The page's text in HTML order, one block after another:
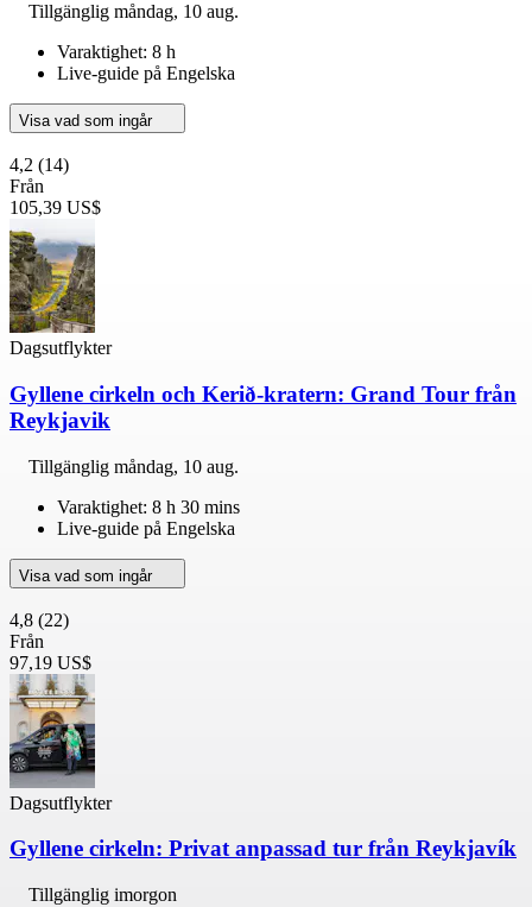
Tillgänglig måndag, 10 aug.
Varaktighet: 8 h
Live-guide på Engelska
Visa vad som ingår
4,2 (14)
Från
105,39 US$
Dagsutflykter
Gyllene cirkeln och Kerið-kratern: Grand Tour från
Reykjavik
Tillgänglig måndag, 10 aug.
Varaktighet: 8 h 30 mins
Live-guide på Engelska
Visa vad som ingår
4,8 (22)
Från
97,19 US$
Dagsutflykter
Gyllene cirkeln: Privat anpassad tur från Reykjavík
Tillgänglig imorgon